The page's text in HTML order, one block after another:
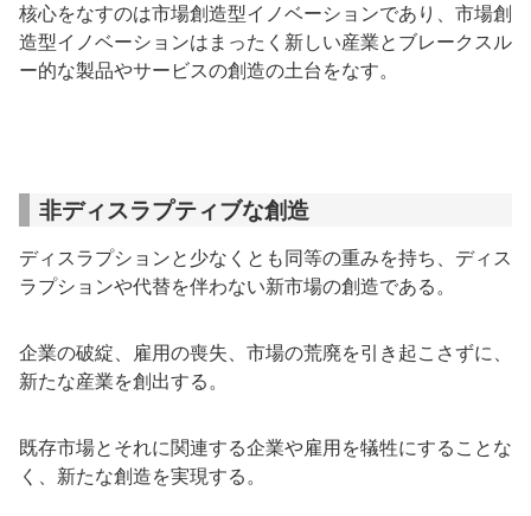
核心をなすのは市場創造型イノベーションであり、市場創
造型イノベーションはまったく新しい産業とブレークスル
ー的な製品やサービスの創造の土台をなす。
非ディスラプティブな創造
ディスラプションと少なくとも同等の重みを持ち、ディス
ラプションや代替を伴わない新市場の創造である。
企業の破綻、雇用の喪失、市場の荒廃を引き起こさずに、
新たな産業を創出する。
既存市場とそれに関連する企業や雇用を犠牲にすることな
く、新たな創造を実現する。